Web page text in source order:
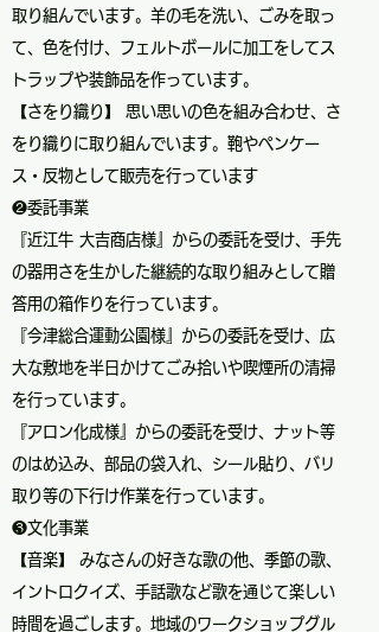
取り組んでいます。羊の毛を洗い、ごみを取っ
て、色を付け、フェルトボールに加工をしてス
トラップや装飾品を作っています。
【さをり織り】 思い思いの色を組み合わせ、さ
をり織りに取り組んでいます。鞄やペンケー
ス・反物として販売を行っています
❷委託事業
『近江牛 大吉商店様』からの委託を受け、手先
の器用さを生かした継続的な取り組みとして贈
答用の箱作りを行っています。
『今津総合運動公園様』からの委託を受け、広
大な敷地を半日かけてごみ拾いや喫煙所の清掃
を行っています。
『アロン化成様』からの委託を受け、ナット等
のはめ込み、部品の袋入れ、シール貼り、バリ
取り等の下行け作業を行っています。
❸文化事業
【音楽】 みなさんの好きな歌の他、季節の歌、
イントロクイズ、手話歌など歌を通じて楽しい
時間を過ごします。地域のワークショップグル